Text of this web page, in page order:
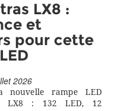
LX8 :
et
pour cette
2026
nouvelle rampe LED
LX8 : 132 LED, 12